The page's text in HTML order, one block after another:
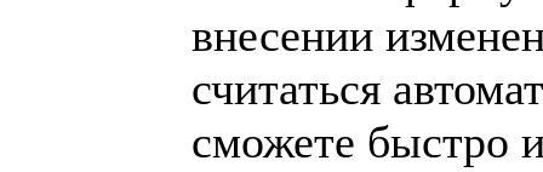
внесении
считаться
сможете быстро